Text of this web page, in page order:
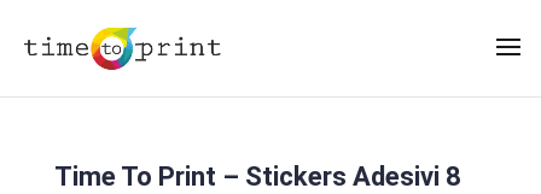
Time To Print – Stickers Adesivi 8